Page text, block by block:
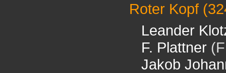
Roter Kopf
Leander
F. Plattner
Jakob